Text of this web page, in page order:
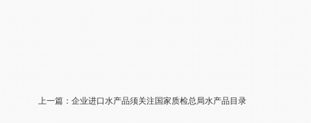
上一篇：企业进口水产品须关注国家质检总局水产品目录